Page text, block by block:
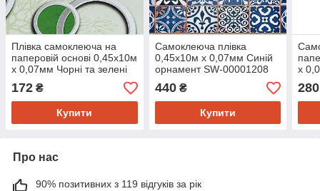
Плівка самоклеюча на
паперовій основі 0,45х10м
х 0,07мм Чорні та зелені
дерева SW-00002440
172 ₴
Купити
Самоклеюча плівка
0,45х10м х 0,07мм Синій
орнамент SW-00001208
440₴
Купити
х
280
Про нас
90% позитивних з 119 відгуків за рік